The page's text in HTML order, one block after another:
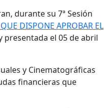
durante su 7ª Sesión
DISPONE APROBAR EL
presentada el 05 de abril
y Cinematográficas
financieras que